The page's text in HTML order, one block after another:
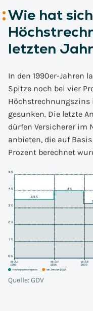
Wie hat
letzten
In den 1990er-Jahren
Spitze noch bei vier
Höchstrechnungszins
gesunken. Die letzte
dürfen Versicherer im
anbieten, die auf
Prozent berechnet
Quelle: GDV